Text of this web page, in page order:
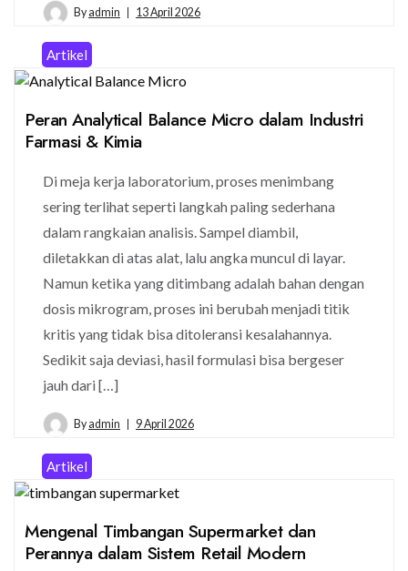
By admin 13 April 2026
Artikel
Peran Analytical Balance Micro dalam Industri
Farmasi & Kimia
Di meja kerja laboratorium, proses menimbang
sering terlihat seperti langkah paling sederhana
dalam rangkaian analisis. Sampel diambil,
diletakkan di atas alat, lalu angka muncul di layar.
Namun ketika yang ditimbang adalah bahan dengan
dosis mikrogram, proses ini berubah menjadi titik
kritis yang tidak bisa ditoleransi kesalahannya.
Sedikit saja deviasi, hasil formulasi bisa bergeser
jauh dari […]
By admin 9 April 2026
Artikel
Mengenal Timbangan Supermarket dan
Perannya dalam Sistem Retail Modern